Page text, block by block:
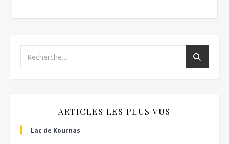
ARTICLES LES PLUS VUS
Lac de Kournas